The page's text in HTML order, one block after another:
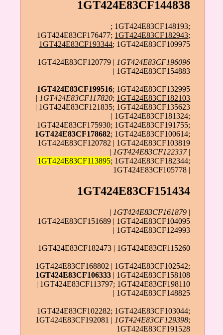
1GT424E83CF144838
; 1GT424E83CF148193;
1GT424E83CF176477; 1GT424E83CF182943;
1GT424E83CF193344; 1GT424E83CF109975
1GT424E83CF120779 | 1GT424E83CF196096
| 1GT424E83CF154883
1GT424E83CF199516; 1GT424E83CF132995
| 1GT424E83CF117820; 1GT424E83CF182103
| 1GT424E83CF121835; 1GT424E83CF135623
| 1GT424E83CF181324;
1GT424E83CF175930; 1GT424E83CF191755;
1GT424E83CF178682; 1GT424E83CF100614;
1GT424E83CF120782 | 1GT424E83CF103819
| 1GT424E83CF122337|
1GT424E83CF113895; 1GT424E83CF182344;
1GT424E83CF105778 |
1GT424E83CF151434
| 1GT424E83CF161879 |
1GT424E83CF151689 | 1GT424E83CF104095
| 1GT424E83CF124993
1GT424E83CF182473 | 1GT424E83CF115260
1GT424E83CF168802 | 1GT424E83CF102542;
1GT424E83CF106333 | 1GT424E83CF158108
| 1GT424E83CF113797; 1GT424E83CF198110
| 1GT424E83CF148825
1GT424E83CF102282; 1GT424E83CF103044;
1GT424E83CF192081 | 1GT424E83CF129398;
1GT424E83CF191528